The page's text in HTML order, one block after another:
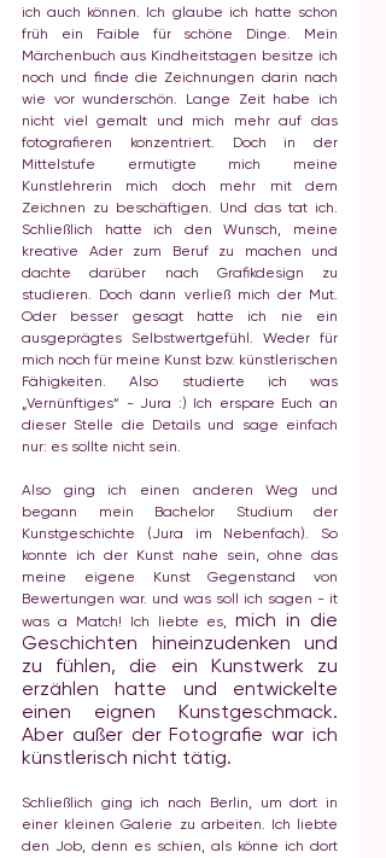
ich auch können. Ich glaube ich hatte schon
früh ein Faible für schöne Dinge. Mein
Märchenbuch aus Kindheitstagen besitze ich
noch und finde die Zeichnungen darin nach
wie vor wunderschön. Lange Zeit habe ich
nicht viel gemalt und mich mehr auf das
fotografieren konzentriert. Doch in der
Mittelstufe ermutigte mich meine
Kunstlehrerin mich doch mehr mit dem
Zeichnen zu beschäftigen. Und das tat ich.
Schließlich hatte ich den Wunsch, meine
kreative Ader zum Beruf zu machen und
dachte darüber nach Grafikdesign zu
studieren. Doch dann verließ mich der Mut.
Oder besser gesagt hatte ich nie ein
ausgeprägtes Selbstwertgefühl. Weder für
mich noch für meine Kunst bzw. künstlerischen
Fähigkeiten. Also studierte ich was
„Vernünftiges“ - Jura :) Ich erspare Euch an
dieser Stelle die Details und sage einfach
nur: es sollte nicht sein.
Also ging ich einen anderen Weg und
begann mein Bachelor Studium der
Kunstgeschichte (Jura im Nebenfach). So
konnte ich der Kunst nahe sein, ohne das
meine eigene Kunst Gegenstand von
Bewertungen war. und was soll ich sagen - it
was a Match! Ich liebte es, mich in die
Geschichten hineinzudenken und
zu fühlen, die ein Kunstwerk zu
erzählen hatte und entwickelte
einen eignen Kunstgeschmack.
Aber außer der Fotografie war ich
künstlerisch nicht tätig.
Schließlich ging ich nach Berlin, um dort in
einer kleinen Galerie zu arbeiten. Ich liebte
den Job, denn es schien, als könne ich dort